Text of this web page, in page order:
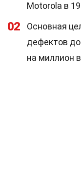
Motorola в
02
Основная
дефектов
на миллион